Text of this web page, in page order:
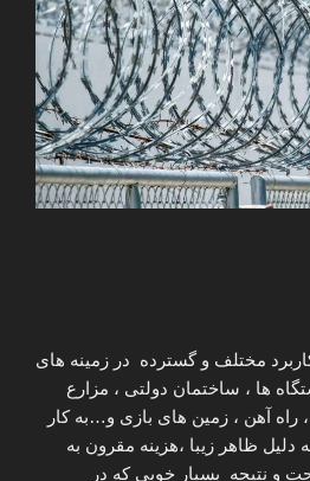
مختلف و گسترده در زمینه های
ها ، ساختمان دولتی ، مزارع
آهن ، زمین های بازی و…به کار
ظاهر زیبا ،هزینه مقرون به
و نتیجه بسیار خوبی که در